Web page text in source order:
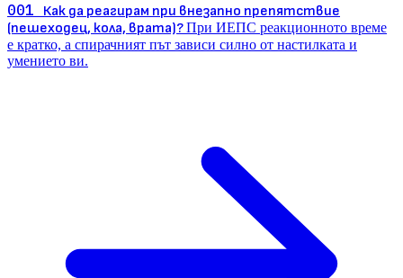
001 Как да реагирам при внезапно препятствие
(пешеходец, кола, врата)?При ИЕПС реакционното време
е кратко, а спирачният път зависи силно от настилката и
умението ви.